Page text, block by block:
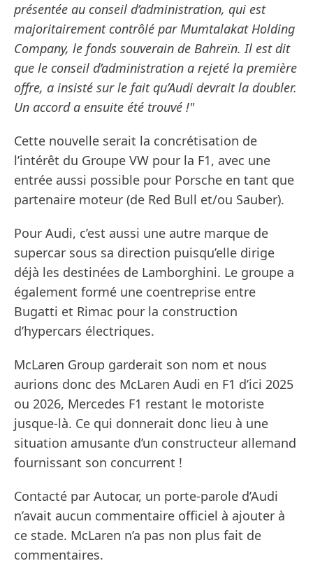
présentée au conseil d’administration, qui est
majoritairement contrôlé par Mumtalakat Holding
Company, le fonds souverain de Bahreïn. Il est dit
que le conseil d’administration a rejeté la première
offre, a insisté sur le fait qu’Audi devrait la doubler.
Un accord a ensuite été trouvé !"
Cette nouvelle serait la concrétisation de
l’intérêt du Groupe VW pour la F1, avec une
entrée aussi possible pour Porsche en tant que
partenaire moteur (de Red Bull et/ou Sauber).
Pour Audi, c’est aussi une autre marque de
supercar sous sa direction puisqu’elle dirige
déjà les destinées de Lamborghini. Le groupe a
également formé une coentreprise entre
Bugatti et Rimac pour la construction
d’hypercars électriques.
McLaren Group garderait son nom et nous
aurions donc des McLaren Audi en F1 d’ici 2025
ou 2026, Mercedes F1 restant le motoriste
jusque-là. Ce qui donnerait donc lieu à une
situation amusante d’un constructeur allemand
fournissant son concurrent !
Contacté par Autocar, un porte-parole d’Audi
n’avait aucun commentaire officiel à ajouter à
ce stade. McLaren n’a pas non plus fait de
commentaires.